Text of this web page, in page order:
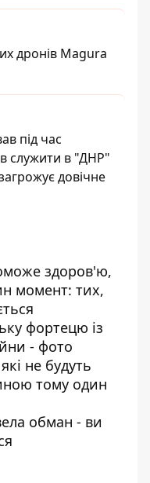
дронів Magura
під час
служити в "ДНР"
довічне
здоров'ю,
момент: тих,
фортецю із
- фото
не будуть
тому один
обман - ви